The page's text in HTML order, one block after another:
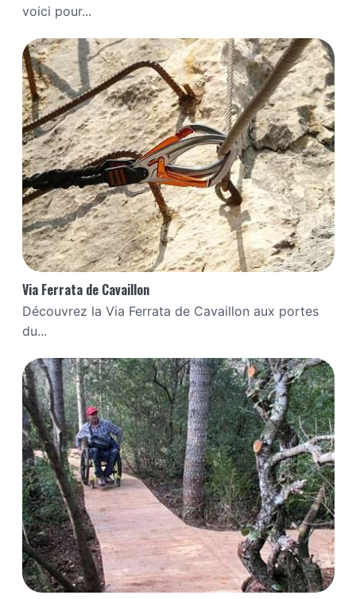
voici pour...
Via Ferrata de Cavaillon
Découvrez la Via Ferrata de Cavaillon aux portes
du...